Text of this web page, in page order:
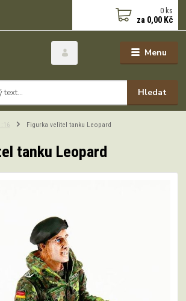
Menu
Hledat
0 ks
za 0,00 Kč
Figurka velitel tanku Leopard
tanku Leopard